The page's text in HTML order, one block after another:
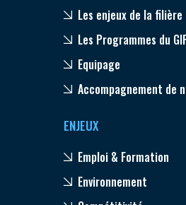
Les enjeux de la filière
Les Programmes du
Equipage
Accompagnement de
ENJEUX
Emploi & Formation
Environnement